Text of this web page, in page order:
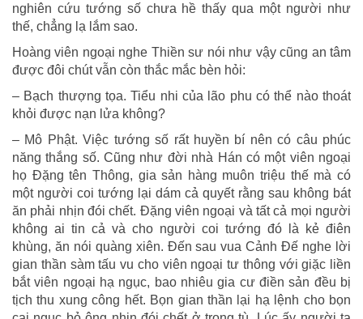
nghiên cứu tướng số chưa hề thấy qua một người như
thế, chẳng lạ lắm sao.
Hoàng viên ngoại nghe Thiền sư nói như vậy cũng an tâm
được đôi chút vẫn còn thắc mắc bèn hỏi:
– Bạch thượng tọa. Tiểu nhi của lão phu có thể nào thoát
khỏi được nạn lửa không?
– Mô Phật. Việc tướng số rất huyền bí nên có câu phúc
năng thắng số. Cũng như đời nhà Hán có một viên ngoại
họ Đặng tên Thông, gia sản hàng muôn triệu thế mà có
một người coi tướng lại dám cả quyết rằng sau không bát
ăn phải nhịn đói chết. Đặng viên ngoại và tất cả mọi người
không ai tin cả và cho người coi tướng đó là kẻ điên
khùng, ăn nói quàng xiên. Đến sau vua Cảnh Đế nghe lời
gian thần sàm tấu vu cho viên ngoại tư thông với giặc liền
bắt viên ngoại hạ ngục, bao nhiêu gia cư điền sản đều bị
tịch thu xung công hết. Bọn gian thần lại hạ lệnh cho bọn